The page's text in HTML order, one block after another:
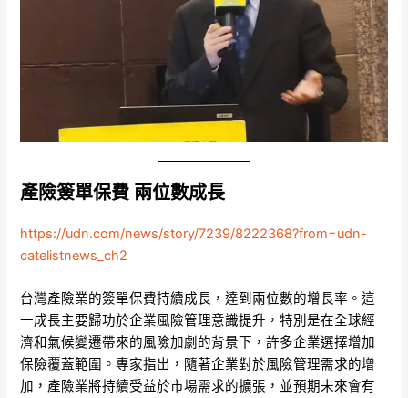
產險簽單保費 兩位數成長
https://udn.com/news/story/7239/8222368?from=udn-
catelistnews_ch2
台灣產險業的簽單保費持續成長，達到兩位數的增長率。這
一成長主要歸功於企業風險管理意識提升，特別是在全球經
濟和氣候變遷帶來的風險加劇的背景下，許多企業選擇增加
保險覆蓋範圍。專家指出，隨著企業對於風險管理需求的增
加，產險業將持續受益於市場需求的擴張，並預期未來會有